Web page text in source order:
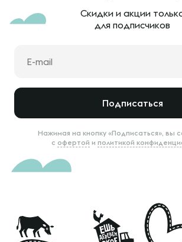
Скидки и акции
для подписчиков
Подписаться
Нажимая на кнопку «Подписаться», вы
с офертой и политикой